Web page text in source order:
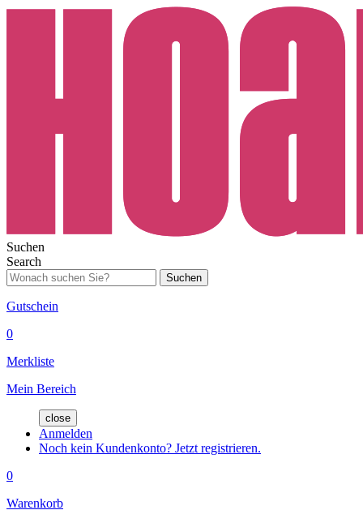
Suchen
Search
Suchen
Gutschein
0
Merkliste
Mein Bereich
close
Anmelden
Noch kein Kundenkonto? Jetzt registrieren.
0
Warenkorb